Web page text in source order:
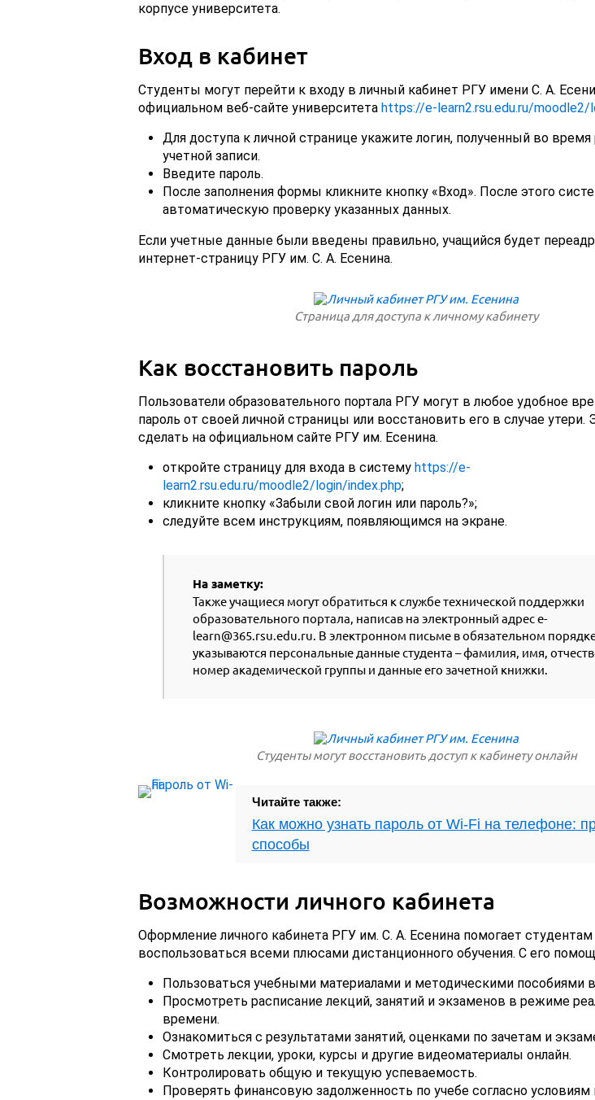
корпусе университета.
Вход в кабинет
Студенты могут перейти к входу в личный кабинет РГУ имени С. А.
официальном веб-сайте университета https://e-learn2.rsu.edu.ru/moodle2/
Для доступа к личной странице укажите логин, полученный во время
учетной записи.
Введите пароль.
После заполнения формы кликните кнопку «Вход». После этого
автоматическую проверку указанных данных.
Если учетные данные были введены правильно, учащийся будет
интернет-страницу РГУ им. С. А. Есенина.
Страница для доступа к личному кабинету
Как восстановить пароль
Пользователи образовательного портала РГУ могут в любое удобное
пароль от своей личной страницы или восстановить его в случае
сделать на официальном сайте РГУ им. Есенина.
откройте страницу для входа в систему https://e-
learn2.rsu.edu.ru/moodle2/login/index.php;
кликните кнопку «Забыли свой логин или пароль?»;
следуйте всем инструкциям, появляющимся на экране.
На заметку:
Также учащиеся могут обратиться к службе технической поддержки
образовательного портала, написав на электронный адрес e-
learn@365.rsu.edu.ru. В электронном письме в обязательном
указываются персональные данные студента – фамилия, имя,
номер академической группы и данные его зачетной книжки.
Студенты могут восстановить доступ к кабинету онлайн
Читайте также:
Как можно узнать пароль от Wi-Fi на телефоне:
способы
Возможности личного кабинета
Оформление личного кабинета РГУ им. С. А. Есенина помогает студентам
воспользоваться всеми плюсами дистанционного обучения. С его
Пользоваться учебными материалами и методическими пособиями
Просмотреть расписание лекций, занятий и экзаменов в режиме
времени.
Ознакомиться с результатами занятий, оценками по зачетам и
Смотреть лекции, уроки, курсы и другие видеоматериалы онлайн.
Контролировать общую и текущую успеваемость.
Проверять финансовую задолженность по учебе согласно условиям